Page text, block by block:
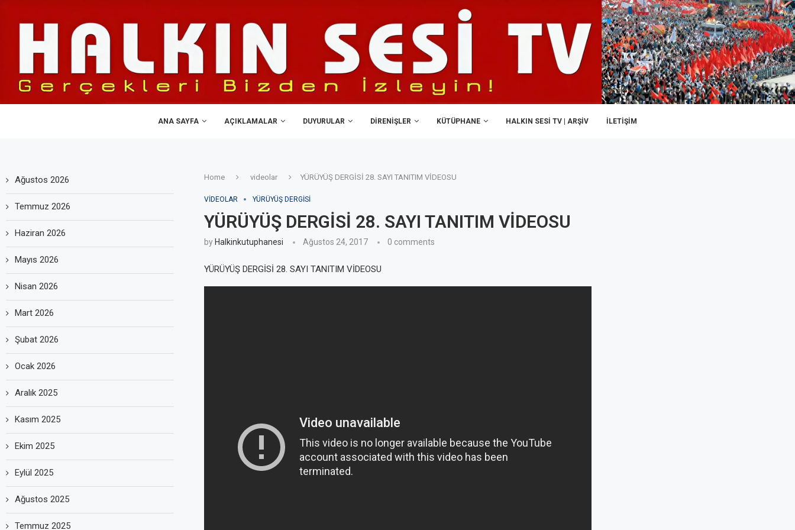
ANA SAYFA AÇIKLAMALAR DUYURULAR DIRENIŞLER KÜTÜPHANE HALKIN SESI TV | ARŞİV İLETIŞIM
Home videolar YÜRÜYÜŞ DERGİSİ 28. SAYI TANITIM VİDEOSU
VIDEOLAR YÜRÜYÜŞ DERGISI
YÜRÜYÜŞ DERGİSİ 28. SAYI TANITIM VİDEOSU
byHalkinkutuphanesi Ağustos 24, 2017 0 comments
YÜRÜYÜŞ DERGİSİ 28. SAYI TANITIM VİDEOSU
Ağustos 2026
Temmuz 2026
Haziran 2026
Mayıs 2026
Nisan 2026
Mart 2026
Şubat 2026
Ocak 2026
Aralık 2025
Kasım 2025
Ekim 2025
Eylül 2025
Ağustos 2025
Temmuz 2025